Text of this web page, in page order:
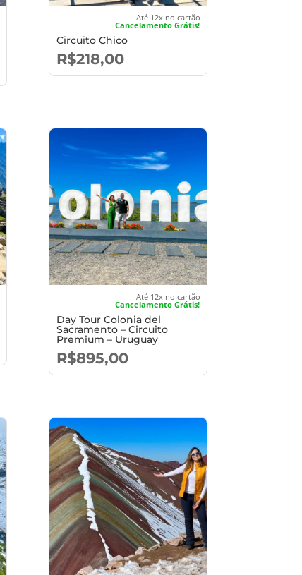
Até 12x no cartão
Cancelamento Grátis!
Circuito Chico
R$218,00
Até 12x no cartão
Cancelamento Grátis!
Day Tour Colonia del
Sacramento – Circuito
Premium – Uruguay
R$895,00